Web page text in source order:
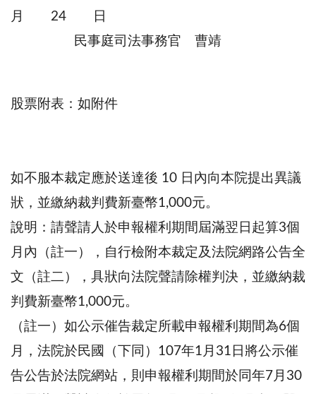
月 24 日
民事庭司法事務官 曹靖
股票附表：如附件
如不服本裁定應於送達後 10 日內向本院提出異議
狀，並繳納裁判費新臺幣1,000元。
說明：請聲請人於申報權利期間屆滿翌日起算3個
月內（註一），自行檢附本裁定及法院網路公告全
文（註二），具狀向法院聲請除權判決，並繳納裁
判費新臺幣1,000元。
（註一）如公示催告裁定所載申報權利期間為6個
月，法院於民國（下同）107年1月31日將公示催
告公告於法院網站，則申報權利期間於同年7月30